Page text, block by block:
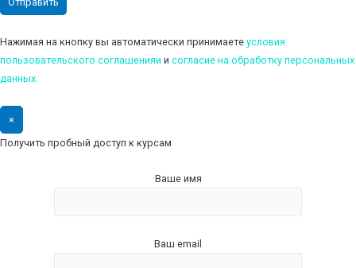
Нажимая на кнопку вы автоматически принимаете условия
пользовательского соглашенияи и cогласие на обработку персональных
данных.
×
Получить пробный доступ к курсам
Ваше имя
Ваш email